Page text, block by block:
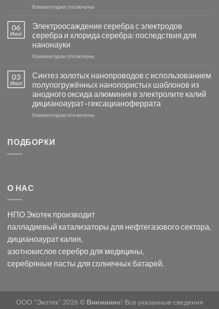
основе
группы
Комментариик
фотокаталитической
активности
Хлорида
Серебра-
в
видимом
свете
с
помощью
модификации
отключены
06
Июл
Электроосаждение серебра с электродов
серебра и хлорида серебра: последствия для
нанонауки
Комментариик
серебра
с
электродов
серебра
и
отключены
03
Июл
Синтез золотых нанопроводов с использованием
полупогружённых нанопористых шаблонов из
анодного оксида алюминия в электролите калий
дицианоаурат–гексацианоферрата
Комментариик
оксида
в
электролите
калий
дицианоаурат–
гексацианоферрата
отключены
ПОДБОРКИ
О НАС
НПО Экотек производит
палладиевый катализаторы для нефтегазового сектора,
дицианоаурат калия,
азотнокислое серебро для медицины,
серебряные пасты для солнечных батарей.
ООО "Экотек" 2026 © Внимание! Все указанные сведения